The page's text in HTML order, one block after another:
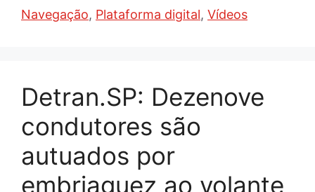
Navegação, Plataforma digital, Vídeos
Detran.SP: Dezenove
condutores são
autuados por
embriaguez ao volante